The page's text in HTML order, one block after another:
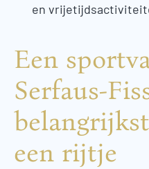
en
Een
Serfaus-
een rijtje